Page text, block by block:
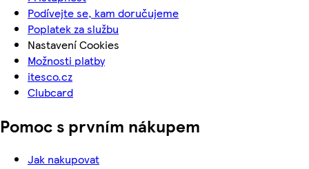
Podívejte se, kam doručujeme
Poplatek za službu
Nastavení Cookies
Možnosti platby
itesco.cz
Clubcard
Pomoc s prvním nákupem
Jak nakupovat